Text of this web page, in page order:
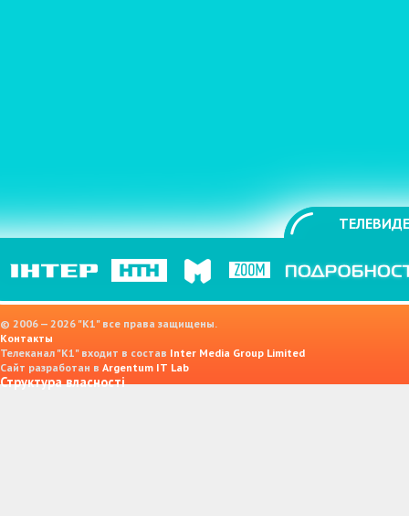
© 2006 — 2026 "K1" все права защищены.
Контакты
Телеканал "К1" входит в состав Inter Media Group Limited
Сайт разработан в Argentum IT Lab
Структура власності